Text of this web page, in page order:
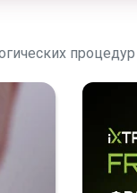
процедур